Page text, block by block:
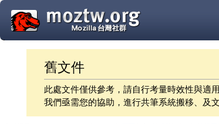
舊文件
此處文件僅供參考，請自行考量時效性與適
我們亟需您的協助，進行共筆系統搬移、及